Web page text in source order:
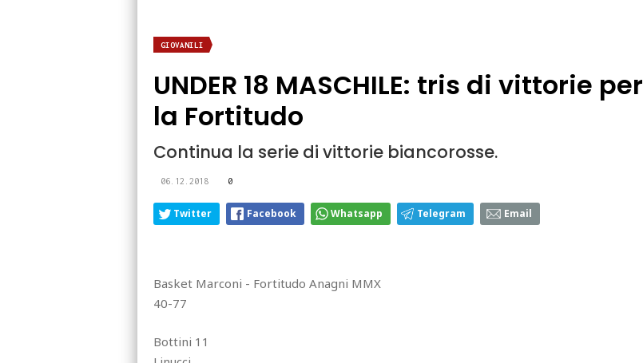
GIOVANILI
UNDER 18 MASCHILE: tris di vittorie per
la Fortitudo
Continua la serie di vittorie biancorosse.
06.12.2018 0
Twitter Facebook Whatsapp Telegram Email
Basket Marconi - Fortitudo Anagni MMX
40-77
Bottini 11